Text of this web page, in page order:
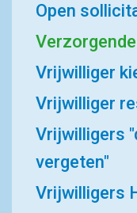
Open
Vrijwilliger
Vrijwilliger
Vrijwilligers
vergeten"
Vrijwilligers